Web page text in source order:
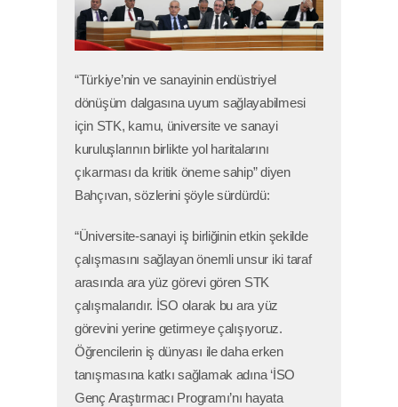
“Türkiye’nin ve sanayinin endüstriyel
dönüşüm dalgasına uyum sağlayabilmesi
için STK, kamu, üniversite ve sanayi
kuruluşlarının birlikte yol haritalarını
çıkarması da kritik öneme sahip” diyen
Bahçıvan, sözlerini şöyle sürdürdü:
“Üniversite-sanayi iş birliğinin etkin şekilde
çalışmasını sağlayan önemli unsur iki taraf
arasında ara yüz görevi gören STK
çalışmalarıdır. İSO olarak bu ara yüz
görevini yerine getirmeye çalışıyoruz.
Öğrencilerin iş dünyası ile daha erken
tanışmasına katkı sağlamak adına ‘İSO
Genç Araştırmacı Programı’nı hayata